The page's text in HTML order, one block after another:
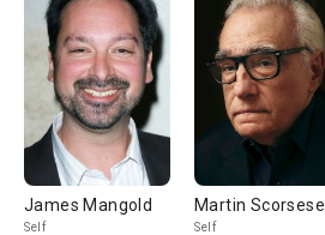
James Mangold
Self
Martin Scorsese
Self